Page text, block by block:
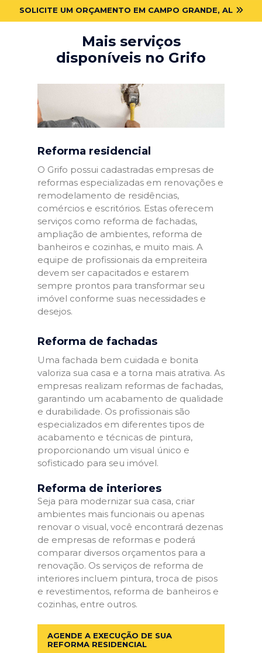
SOLICITE UM ORÇAMENTO EM CAMPO GRANDE, AL
Mais serviços
disponíveis no Grifo
Reforma residencial
O Grifo possui cadastradas empresas de
reformas especializadas em renovações e
remodelamento de residências,
comércios e escritórios. Estas oferecem
serviços como reforma de fachadas,
ampliação de ambientes, reforma de
banheiros e cozinhas, e muito mais. A
equipe de profissionais da empreiteira
devem ser capacitados e estarem
sempre prontos para transformar seu
imóvel conforme suas necessidades e
desejos.
Reforma de fachadas
Uma fachada bem cuidada e bonita
valoriza sua casa e a torna mais atrativa. As
empresas realizam reformas de fachadas,
garantindo um acabamento de qualidade
e durabilidade. Os profissionais são
especializados em diferentes tipos de
acabamento e técnicas de pintura,
proporcionando um visual único e
sofisticado para seu imóvel.
Reforma de interiores
Seja para modernizar sua casa, criar
ambientes mais funcionais ou apenas
renovar o visual, você encontrará dezenas
de empresas de reformas e poderá
comparar diversos orçamentos para a
renovação. Os serviços de reforma de
interiores incluem pintura, troca de pisos
e revestimentos, reforma de banheiros e
cozinhas, entre outros.
AGENDE A EXECUÇÃO DE SUA
REFORMA RESIDENCIAL